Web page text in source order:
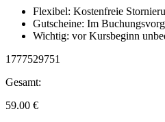
Flexibel: Kostenfreie
Gutscheine: Im
Wichtig: vor Kursbeginn
1777529751
Gesamt:
59.00 €